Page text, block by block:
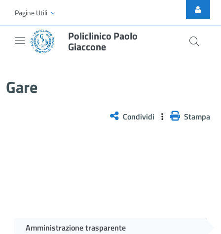
Skip to Main Content
Pagine Utili
Policlinico Paolo
Giaccone
Gare
Condividi Stampa
Amministrazione trasparente